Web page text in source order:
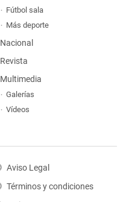
Fútbol sala
Más deporte
Nacional
Revista
Multimedia
Galerías
Vídeos
Aviso Legal
Términos y condiciones